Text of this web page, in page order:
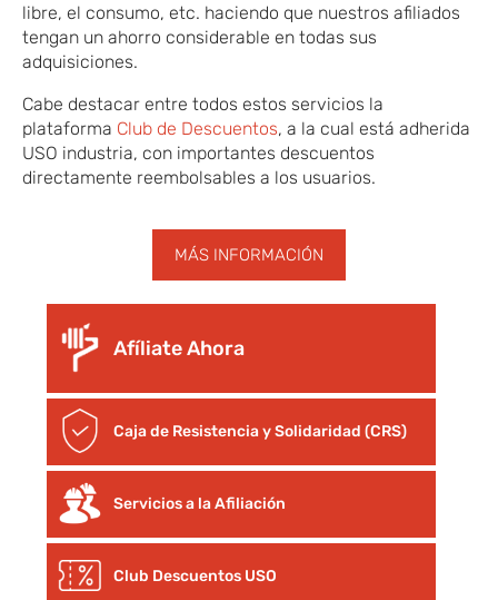
libre, el consumo, etc. haciendo que nuestros afiliados
tengan un ahorro considerable en todas sus
adquisiciones.
Cabe destacar entre todos estos servicios la
plataforma Club de Descuentos, a la cual está adherida
USO industria, con importantes descuentos
directamente reembolsables a los usuarios.
MÁS INFORMACIÓN
Afíliate Ahora
Caja de Resistencia y Solidaridad (CRS)
Servicios a la Afiliación
Club Descuentos USO